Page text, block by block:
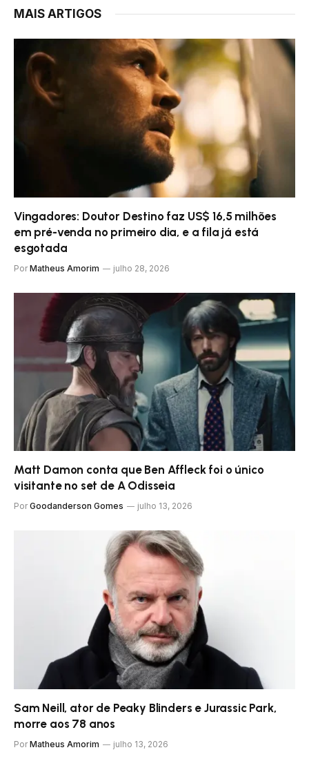
MAIS ARTIGOS
Vingadores: Doutor Destino faz US$ 16,5 milhões
em pré-venda no primeiro dia, e a fila já está
esgotada
Por Matheus Amorim julho 28, 2026
Matt Damon conta que Ben Affleck foi o único
visitante no set de A Odisseia
Por Goodanderson Gomes julho 13, 2026
Sam Neill, ator de Peaky Blinders e Jurassic Park,
morre aos 78 anos
Por Matheus Amorim julho 13, 2026